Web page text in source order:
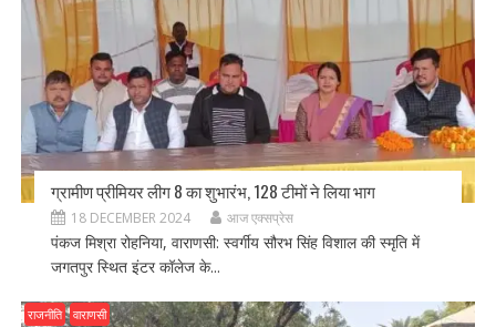
ग्रामीण प्रीमियर लीग 8 का शुभारंभ, 128 टीमों ने लिया भाग
18 DECEMBER 2024 आज एक्सप्रेस
पंकज मिश्रा रोहनिया, वाराणसी: स्वर्गीय सौरभ सिंह विशाल की स्मृति में
जगतपुर स्थित इंटर कॉलेज के...
राजनीति वाराणसी